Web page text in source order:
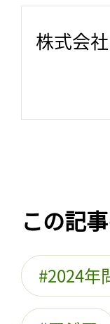
株式会
この記
2024年